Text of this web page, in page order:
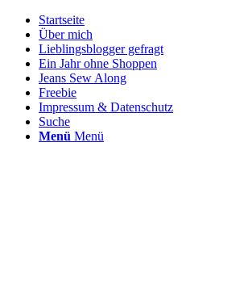
Startseite
Über mich
Lieblingsblogger gefragt
Ein Jahr ohne Shoppen
Jeans Sew Along
Freebie
Impressum & Datenschutz
Suche
Menü Menü